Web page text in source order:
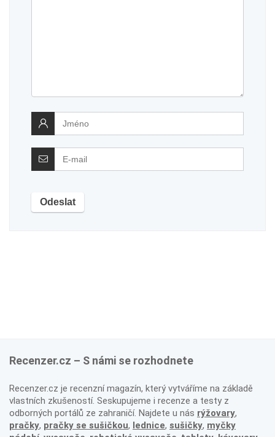
Recenzer.cz – S námi se rozhodnete
Recenzer.cz je recenzní magazín, který vytváříme na základě
vlastních zkušeností. Seskupujeme i recenze a testy z
odborných portálů ze zahraničí. Najdete u nás rýžovary,
pračky, pračky se sušičkou, lednice, sušičky, myčky